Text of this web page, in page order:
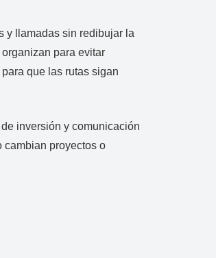
y llamadas sin redibujar la
para evitar
que las rutas sigan
inversión y comunicación
cambian proyectos o